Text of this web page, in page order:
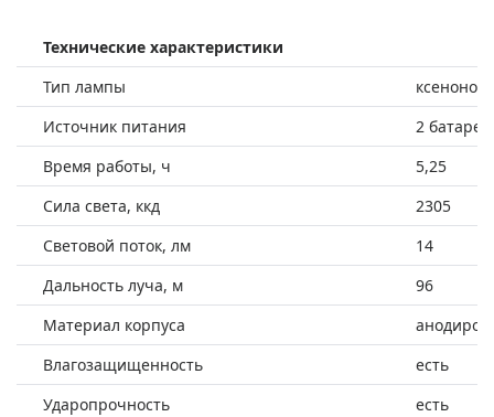
Технические характеристики
Тип лампы
Источник питания
2
Время работы, ч
5,25
Сила света, ккд
2305
Световой поток, лм
14
Дальность луча, м
96
Материал корпуса
Влагозащищенность
есть
Ударопрочность
есть